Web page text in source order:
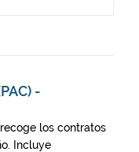
-
los contratos
Incluye